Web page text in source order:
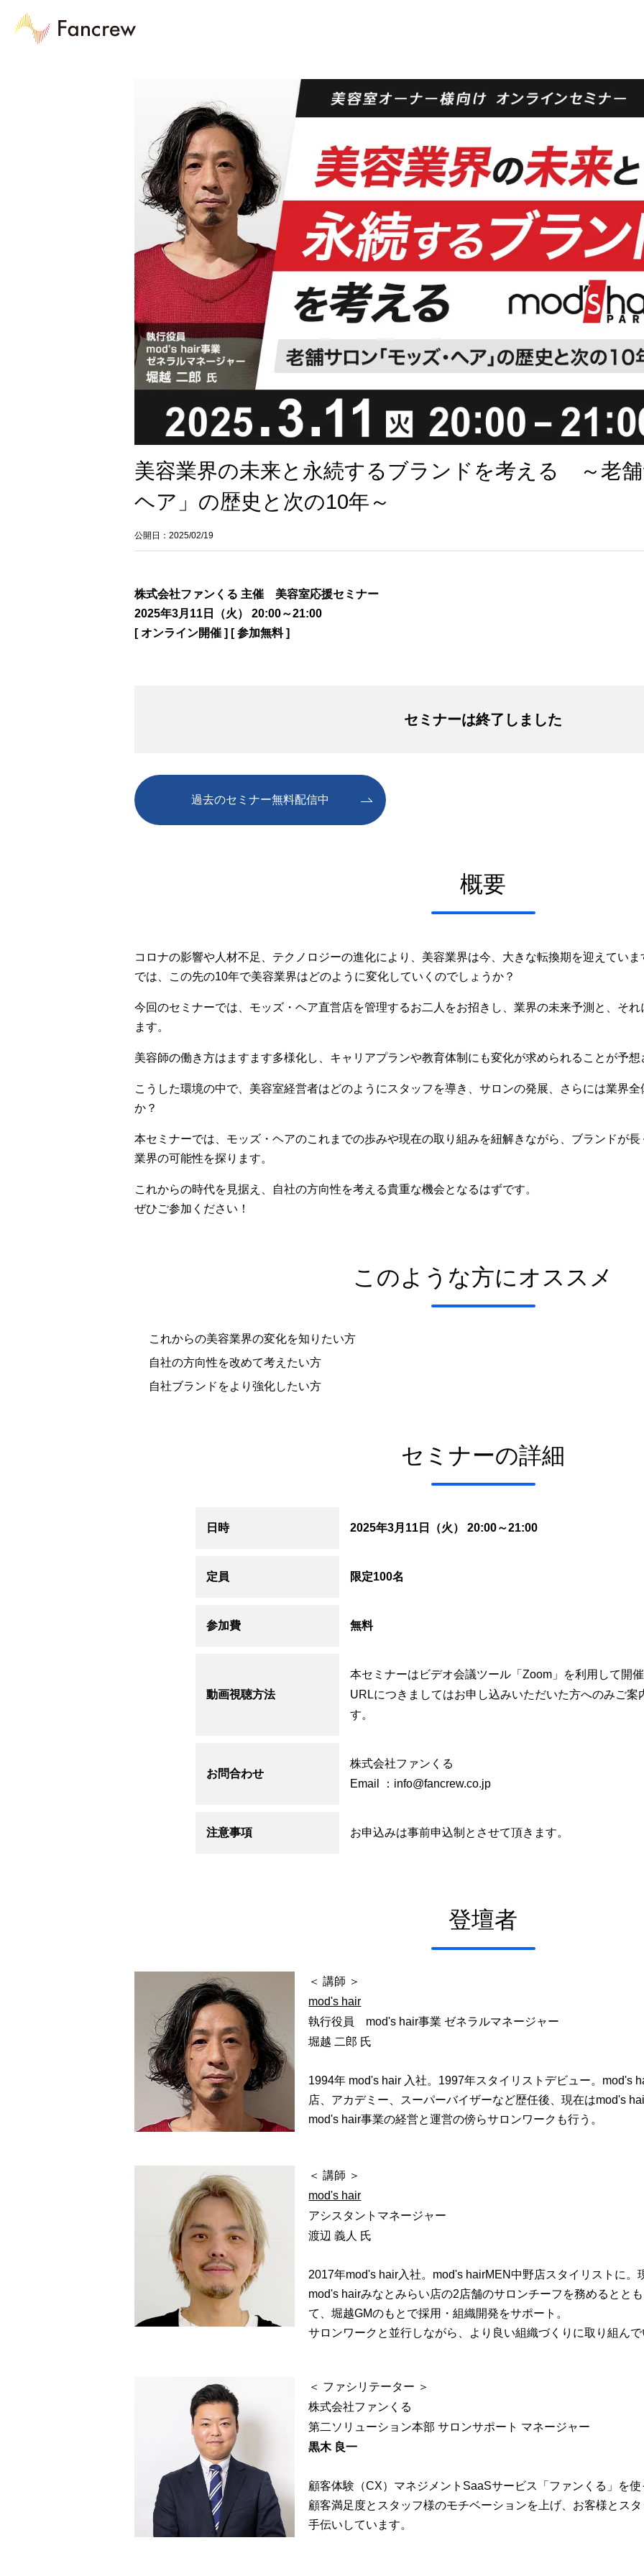
美容業界の未来と永続するブランドを考える ～老
ヘア」の歴史と次の10年～
公開日：2025/02/19
株式会社ファンくる 主催 美容室応援セミナー
2025年3月11日（火） 20:00～21:00
[ オンライン開催 ] [ 参加無料 ]
セミナーは終了しました
過去のセミナー無料配信中
概要
コロナの影響や人材不足、テクノロジーの進化により、美容業界は今、大きな転換期を迎えていま
では、この先の10年で美容業界はどのように変化していくのでしょうか？
今回のセミナーでは、モッズ・ヘア直営店を管理するお二人をお招きし、業界の未来予測と、そ
ます。
美容師の働き方はますます多様化し、キャリアプランや教育体制にも変化が求められることが予想
こうした環境の中で、美容室経営者はどのようにスタッフを導き、サロンの発展、さらには業界
か？
本セミナーでは、モッズ・ヘアのこれまでの歩みや現在の取り組みを紐解きながら、ブランドが
業界の可能性を探ります。
これからの時代を見据え、自社の方向性を考える貴重な機会となるはずです。
ぜひご参加ください！
このような方にオススメ
これからの美容業界の変化を知りたい方
自社の方向性を改めて考えたい方
自社ブランドをより強化したい方
セミナーの詳細
日時 2025年3月11日（火） 20:00～21:00
定員 限定100名
参加費 無料
動画視聴方法
本セミナーはビデオ会議ツール「Zoom」を利用して開
URLにつきましてはお申し込みいただいた方へのみご案
す。
お問合わせ
株式会社ファンくる
Email ： info@fancrew.co.jp
注意事項 お申込みは事前申込制とさせて頂きます。
登壇者
＜ 講師 ＞
mod's hair
執行役員 mod's hair事業 ゼネラルマネージャー
堀越 二郎 氏
1994年 mod's hair 入社。1997年スタイリストデビュー。mod's
店、アカデミー、スーパーバイザーなど歴任後、現在はmod's
mod's hair事業の経営と運営の傍らサロンワークも行う。
＜ 講師 ＞
mod's hair
アシスタントマネージャー
渡辺 義人 氏
2017年mod's hair入社。mod's hairMEN中野店スタイリストに
mod's hairみなとみらい店の2店舗のサロンチーフを務めるとと
て、堀越GMのもとで採用・組織開発をサポート。
サロンワークと並行しながら、より良い組織づくりに取り組ん
＜ ファシリテーター ＞
株式会社ファンくる
第二ソリューション本部 サロンサポート マネージャー
黒木 良一
顧客体験（CX）マネジメントSaaSサービス「ファンくる」を
顧客満足度とスタッフ様のモチベーションを上げ、お客様とス
手伝いしています。